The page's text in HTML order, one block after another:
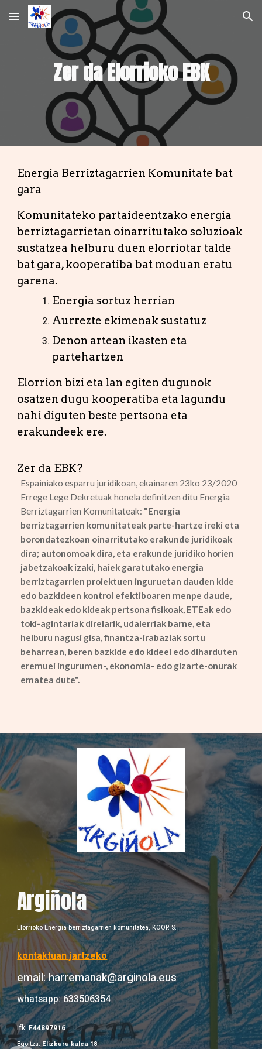
Skip to main content Skip to navigation
Zer da Elorrioko EBK
Energia Berriztagarrien Komunitate bat
gara
Komunitateko partaideentzako energia
berriztagarrietan oinarritutako soluzioak
sustatzea helburu duen elorriotar talde
bat gara, kooperatiba bat moduan eratu
garena.
Energia sortuz herrian
Aurrezte ekimenak sustatuz
Denon artean ikasten eta
partehartzen
Elorrion bizi eta lan egiten dugunok
osatzen dugu kooperatiba eta lagundu
nahi diguten beste pertsona eta
erakundeek ere.
Zer da EBK?
Espainiako esparru juridikoan, ekainaren 23ko 23/2020
Errege Lege Dekretuak honela definitzen ditu Energia
Berriztagarrien Komunitateak: "Energia
berriztagarrien komunitateak parte-hartze ireki eta
borondatezkoan oinarritutako erakunde juridikoak
dira; autonomoak dira, eta erakunde juridiko horien
jabetzakoak izaki, haiek garatutako energia
berriztagarrien proiektuen inguruetan dauden kide
edo bazkideen kontrol efektiboaren menpe daude,
bazkideak edo kideak pertsona fisikoak, ETEak edo
toki-agintariak direlarik, udalerriak barne, eta
helburu nagusi gisa, finantza-irabaziak sortu
beharrean, beren bazkide edo kideei edo diharduten
eremuei ingurumen-, ekonomia- edo gizarte-onurak
ematea dute".
Argiñola
Elorrioko Energia berriztagarrien komunitatea, KOOP. S.
kontaktuan jartzeko
email: harremanak@arginola.eus
whatsapp: 633506354
ifk:F44897916
Egoitza:Elizburu kalea 18